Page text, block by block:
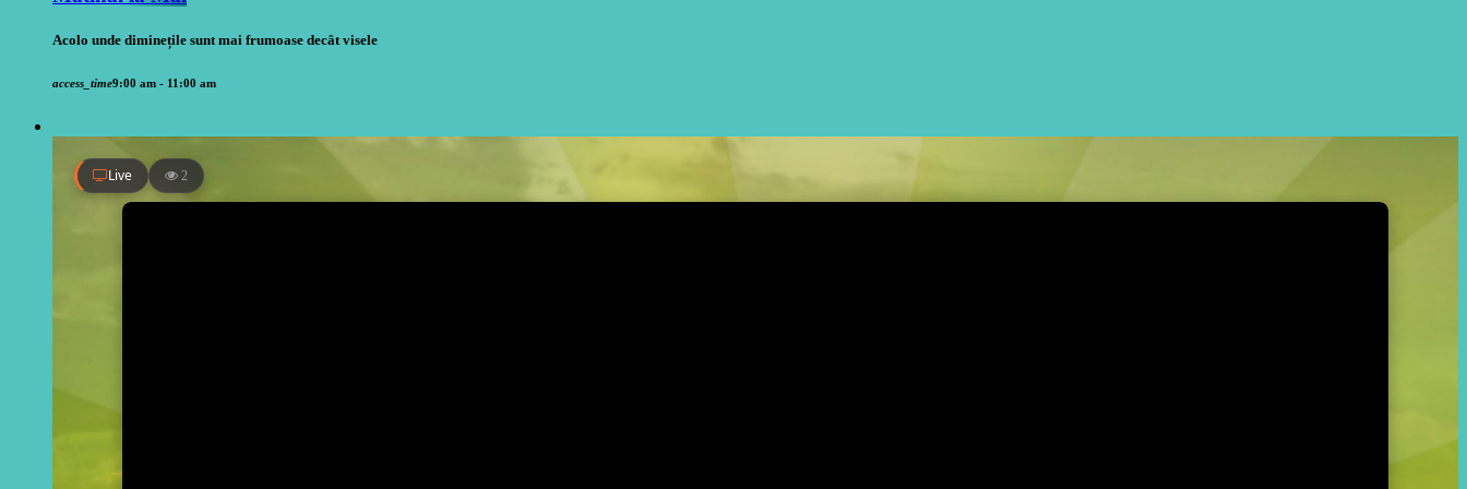
Acolo unde diminețile sunt mai frumoase decât visele
access_time9:00 am - 11:00 am